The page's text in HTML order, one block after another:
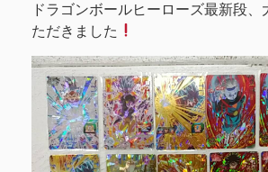
ドラゴンボールヒーローズ最新段、
ただきました